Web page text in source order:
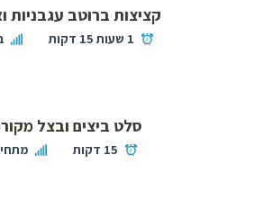
קציצות ברוטב עגבניות
1 שעות 15 דקות
סלט ביצים ובצל
15 דקות